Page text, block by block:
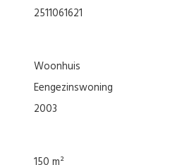
2511061621
woonhuis
eengezinswoning
2003